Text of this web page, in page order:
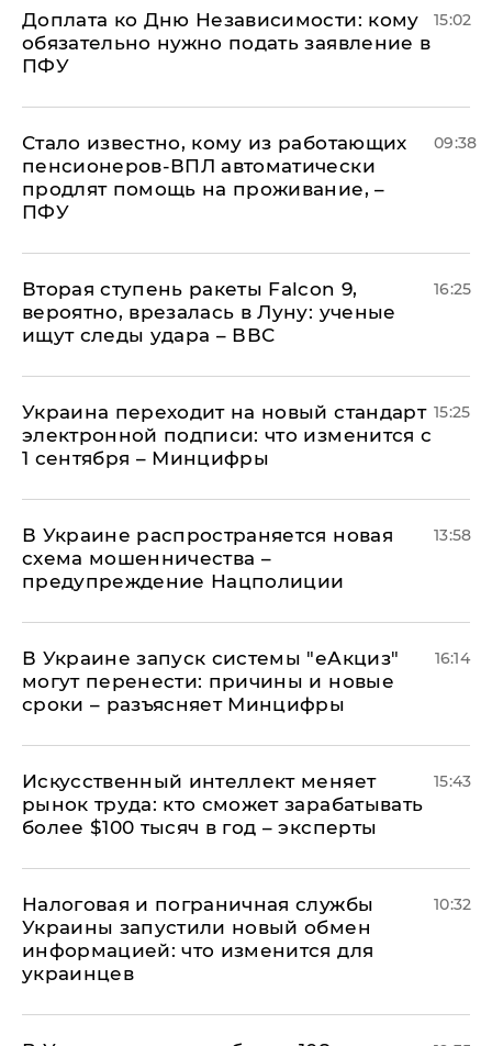
Доплата ко Дню Независимости: кому
обязательно нужно подать заявление в
ПФУ
15:02
Стало известно, кому из работающих
пенсионеров-ВПЛ автоматически
продлят помощь на проживание, –
ПФУ
09:38
Вторая ступень ракеты Falcon 9,
вероятно, врезалась в Луну: ученые
ищут следы удара – ВВС
16:25
Украина переходит на новый стандарт
электронной подписи: что изменится с
1 сентября – Минцифры
15:25
В Украине распространяется новая
схема мошенничества –
предупреждение Нацполиции
13:58
В Украине запуск системы "еАкциз"
могут перенести: причины и новые
сроки – разъясняет Минцифры
16:14
Искусственный интеллект меняет
рынок труда: кто сможет зарабатывать
более $100 тысяч в год – эксперты
15:43
Налоговая и пограничная службы
Украины запустили новый обмен
информацией: что изменится для
украинцев
10:32